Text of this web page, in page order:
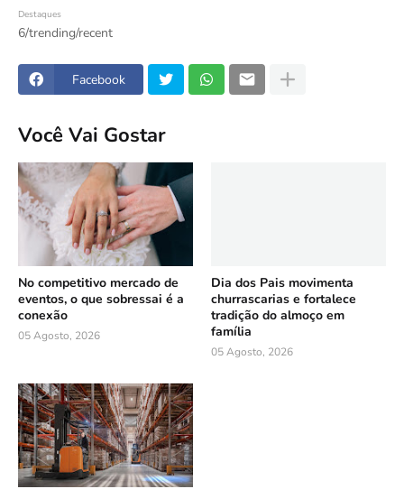
Destaques
6/trending/recent
Facebook
Você Vai Gostar
No competitivo mercado de
eventos, o que sobressai é a
conexão
05 Agosto, 2026
Dia dos Pais movimenta
churrascarias e fortalece
tradição do almoço em
família
05 Agosto, 2026